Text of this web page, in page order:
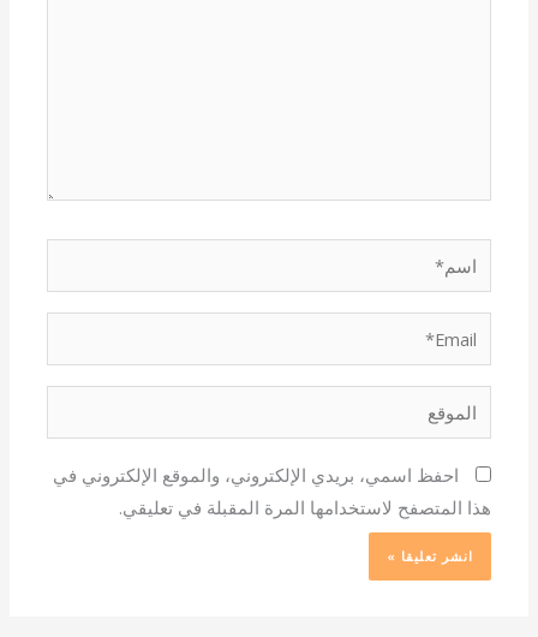
اسم*
الموقع
احفظ اسمي، بريدي الإلكتروني، والموقع الإلكتروني في
هذا المتصفح لاستخدامها المرة المقبلة في تعليقي.